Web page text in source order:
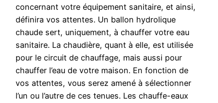
concernant votre équipement sanitaire, et ainsi,
définira vos attentes. Un ballon hydrolique
chaude sert, uniquement, à chauffer votre eau
sanitaire. La chaudière, quant à elle, est utilisée
pour le circuit de chauffage, mais aussi pour
chauffer l’eau de votre maison. En fonction de
vos attentes, vous serez amené à sélectionner
l’un ou l’autre de ces tenues. Les chauffe-eaux